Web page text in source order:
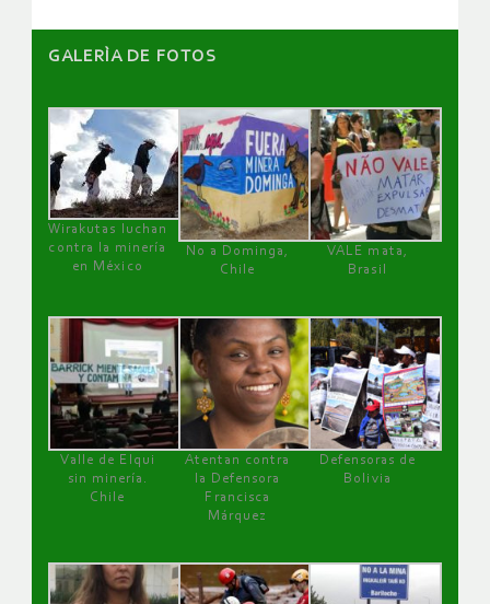
GALERÌA DE FOTOS
Wirakutas luchan
contra la minería
en México
No a Dominga,
Chile
VALE mata,
Brasil
Valle de Elqui
sin minería.
Chile
Atentan contra
la Defensora
Francisca
Márquez
Defensoras de
Bolivia